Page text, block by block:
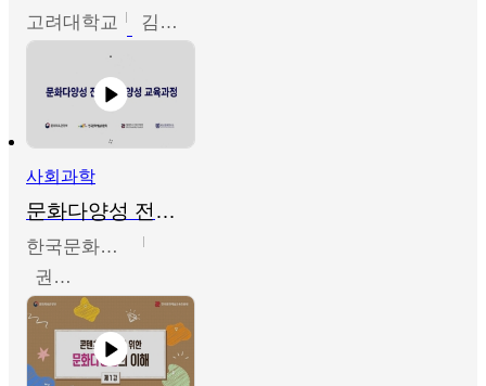
고려대학교 김희영
사회과학
문화다양성 전문인력 양성 기본과정 - 문화다양성의 이해
한국문화예술교육진흥원
권숙인 외 8명